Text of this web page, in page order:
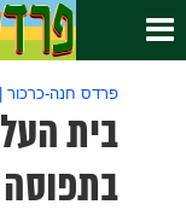
פרדס חנה-כרכור
בית